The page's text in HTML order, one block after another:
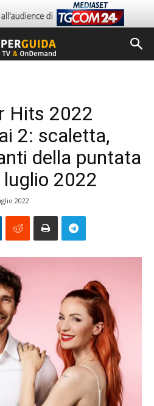
Hits 2022
2: scaletta,
della puntata
2022
2022